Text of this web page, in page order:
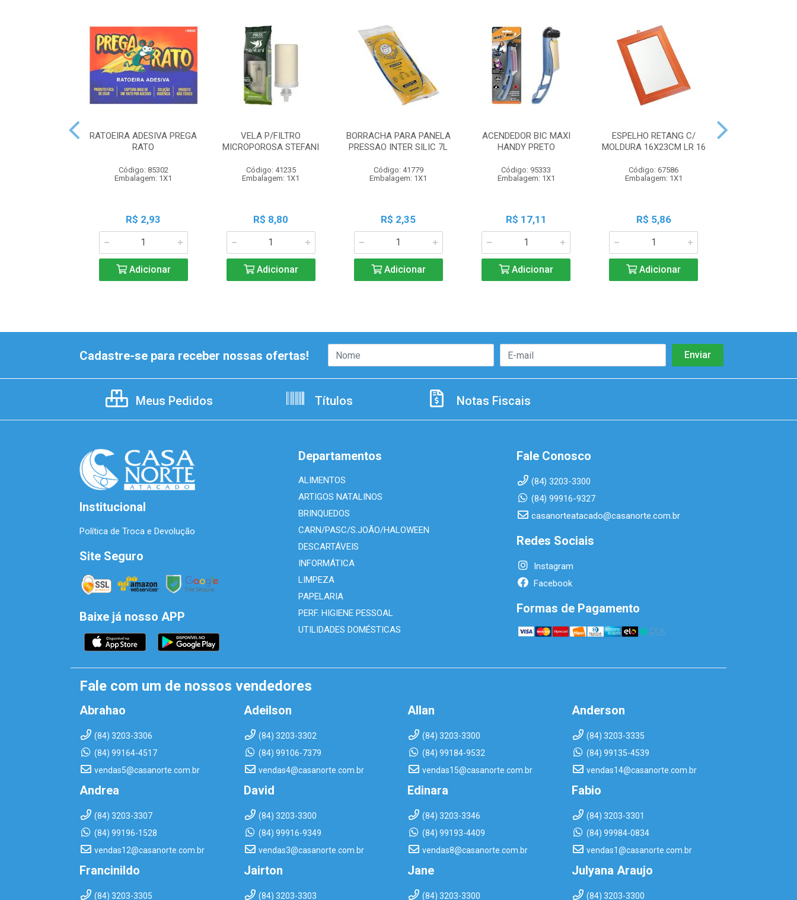
RATOEIRA ADESIVA PREGA
RATO
Código: 85302
Embalagem: 1X1
R$ 2,93
Adicionar
VELA P/FILTRO
MICROPOROSA STEFANI
Código: 41235
Embalagem: 1X1
R$ 8,80
Adicionar
BORRACHA PARA PANELA
PRESSAO INTER SILIC 7L
Código: 41779
Embalagem: 1X1
R$ 2,35
Adicionar
ACENDEDOR BIC MAXI
HANDY PRETO
Código: 95333
Embalagem: 1X1
R$ 17,11
Adicionar
ESPELHO RETANG C/
MOLDURA 16X23CM LR 16
Código: 67586
Embalagem: 1X1
R$ 5,86
Adicionar
Cadastre-se para receber nossas ofertas!
Meus Pedidos Títulos Notas Fiscais
Institucional
Política de Troca e Devolução
Site Seguro
Baixe já nosso APP
Departamentos
ALIMENTOS
ARTIGOS NATALINOS
BRINQUEDOS
CARN/PASC/S.JOÃO/HALOWEEN
DESCARTÁVEIS
INFORMÁTICA
LIMPEZA
PAPELARIA
PERF. HIGIENE PESSOAL
UTILIDADES DOMÉSTICAS
Fale Conosco
(84) 3203-3300
(84) 99916-9327
casanorteatacado@casanorte.com.br
Redes Sociais
Instagram
Facebook
Formas de Pagamento
Fale com um de nossos vendedores
Abrahao
(84) 3203-3306
(84) 99164-4517
vendas5@casanorte.com.br
Adeilson
(84) 3203-3302
(84) 99106-7379
vendas4@casanorte.com.br
Allan
(84) 3203-3300
(84) 99184-9532
vendas15@casanorte.com.br
Anderson
(84) 3203-3335
(84) 99135-4539
vendas14@casanorte.com.br
Andrea
(84) 3203-3307
(84) 99196-1528
vendas12@casanorte.com.br
David
(84) 3203-3300
(84) 99916-9349
vendas3@casanorte.com.br
Edinara
(84) 3203-3346
(84) 99193-4409
vendas8@casanorte.com.br
Fabio
(84) 3203-3301
(84) 99984-0834
vendas1@casanorte.com.br
Francinildo
(84) 3203-3305
Jairton
(84) 3203-3303
Jane
(84) 3203-3300
Julyana Araujo
(84) 3203-3300